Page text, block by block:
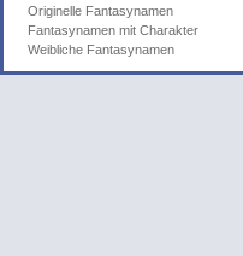
Originelle Fantasynamen
Fantasynamen mit Charakter
Weibliche Fantasynamen